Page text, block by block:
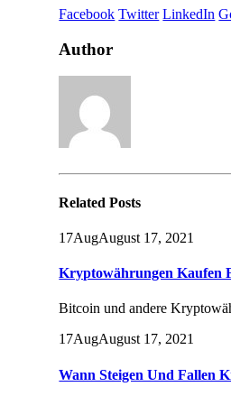
Facebook Twitter LinkedIn
Author
RelatedPosts
17AugAugust 17, 2021
Kryptowährungen Kaufen
Bitcoin und andere
17AugAugust 17, 2021
Wann Steigen Und Fallen